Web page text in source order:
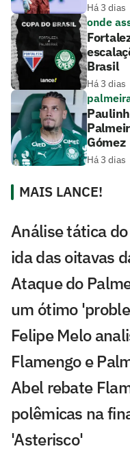
Há 3 dias
onde
Brasil
Há 3 dias
Gómez
Há 3 dias
MAIS LANCE!
Análise tática
ida das oitavas
Ataque do
um ótimo
Felipe Melo
Flamengo e
Abel rebate
polêmicas na
'Asterisco'